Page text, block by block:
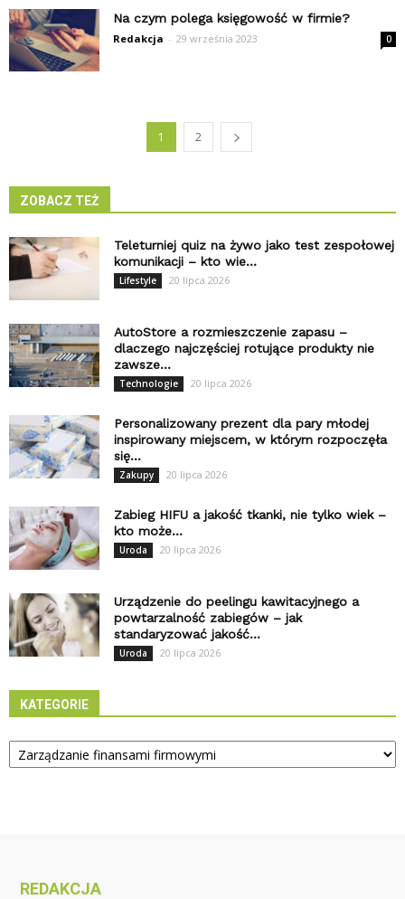
Na czym polega księgowość w firmie?
Redakcja - 29 września 2023 0
1 2
ZOBACZ TEŻ
Teleturniej quiz na żywo jako test zespołowej
komunikacji – kto wie...
Lifestyle 20 lipca 2026
AutoStore a rozmieszczenie zapasu –
dlaczego najczęściej rotujące produkty nie
zawsze...
Technologie 20 lipca 2026
Personalizowany prezent dla pary młodej
inspirowany miejscem, w którym rozpoczęła
się...
Zakupy 20 lipca 2026
Zabieg HIFU a jakość tkanki, nie tylko wiek –
kto może...
Uroda 20 lipca 2026
Urządzenie do peelingu kawitacyjnego a
powtarzalność zabiegów – jak
standaryzować jakość...
Uroda 20 lipca 2026
KATEGORIE
Kategorie
REDAKCJA